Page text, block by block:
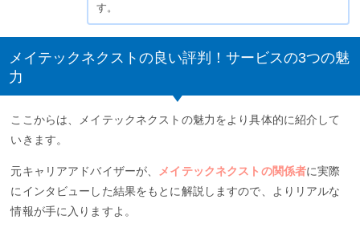
す。
メイテックネクストの良い評判！サービスの3つの魅
力
ここからは、メイテックネクストの魅力をより具体的に紹介して
いきます。
元キャリアアドバイザーが、 メイテックネクストの関係者に実際
にインタビューした結果をもとに解説しますので、よりリアルな
情報が手に入りますよ。